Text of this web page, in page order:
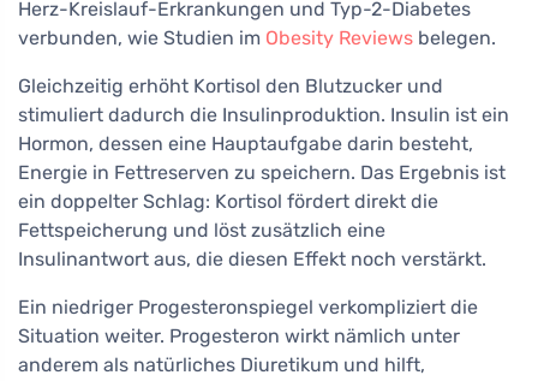
Herz-Kreislauf-Erkrankungen und Typ-2-Diabetes
verbunden, wie Studien im Obesity Reviews belegen.
Gleichzeitig erhöht Kortisol den Blutzucker und
stimuliert dadurch die Insulinproduktion. Insulin ist ein
Hormon, dessen eine Hauptaufgabe darin besteht,
Energie in Fettreserven zu speichern. Das Ergebnis ist
ein doppelter Schlag: Kortisol fördert direkt die
Fettspeicherung und löst zusätzlich eine
Insulinantwort aus, die diesen Effekt noch verstärkt.
Ein niedriger Progesteronspiegel verkompliziert die
Situation weiter. Progesteron wirkt nämlich unter
anderem als natürliches Diuretikum und hilft,